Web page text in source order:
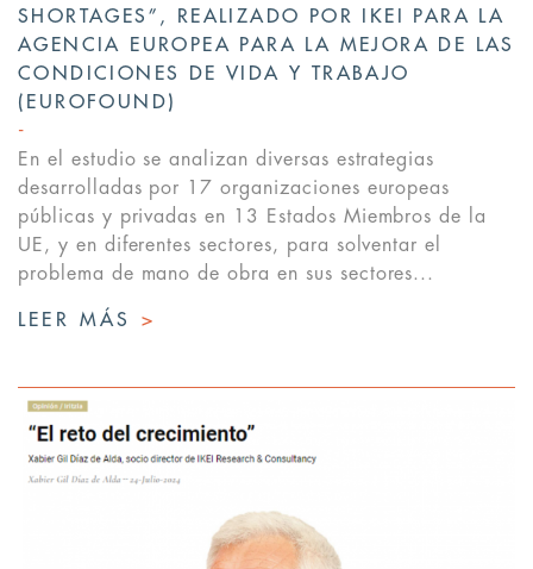
SHORTAGES”, REALIZADO POR IKEI PARA LA
AGENCIA EUROPEA PARA LA MEJORA DE LAS
CONDICIONES DE VIDA Y TRABAJO
(EUROFOUND)
En el estudio se analizan diversas estrategias
desarrolladas por 17 organizaciones europeas
públicas y privadas en 13 Estados Miembros de la
UE, y en diferentes sectores, para solventar el
problema de mano de obra en sus sectores...
LEER MÁS >